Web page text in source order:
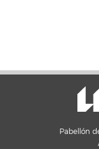
Pabellón